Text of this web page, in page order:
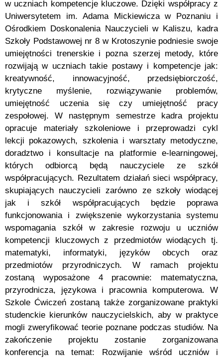
w uczniach kompetencje kluczowe. Dzięki współpracy z
Uniwersytetem im. Adama Mickiewicza w Poznaniu i
Ośrodkiem Doskonalenia Nauczycieli w Kaliszu, kadra
Szkoły Podstawowej nr 8 w Krotoszynie podniesie swoje
umiejętności trenerskie i pozna szerzej metody, które
rozwijają w uczniach takie postawy i kompetencje jak:
kreatywność, innowacyjność, przedsiębiorczość,
krytyczne myślenie, rozwiązywanie problemów,
umiejętność uczenia się czy umiejętność pracy
zespołowej. W następnym semestrze kadra projektu
opracuje materiały szkoleniowe i przeprowadzi cykl
lekcji pokazowych, szkolenia i warsztaty metodyczne,
doradztwo i konsultacje na platformie e-learningowej,
których odbiorcą będą nauczyciele ze szkół
współpracujących. Rezultatem działań sieci współpracy,
skupiających nauczycieli zarówno ze szkoły wiodącej
jak i szkół współpracujących będzie poprawa
funkcjonowania i zwiększenie wykorzystania systemu
wspomagania szkół w zakresie rozwoju u uczniów
kompetencji kluczowych z przedmiotów wiodących tj.
matematyki, informatyki, języków obcych oraz
przedmiotów przyrodniczych. W ramach projektu
zostaną wyposażone 4 pracownie: matematyczna,
przyrodnicza, językowa i pracownia komputerowa. W
Szkole Ćwiczeń zostaną także zorganizowane praktyki
studenckie kierunków nauczycielskich, aby w praktyce
mogli zweryfikować teorie poznane podczas studiów. Na
zakończenie projektu zostanie zorganizowana
konferencja na temat: Rozwijanie wśród uczniów i